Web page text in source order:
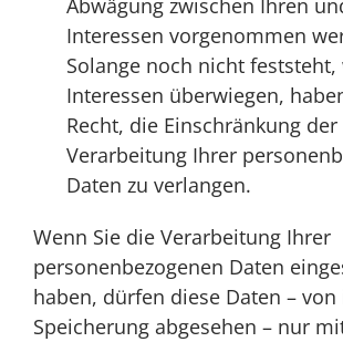
Abwägung zwischen Ihren
Interessen vorgenommen
Solange noch nicht feststeht,
Interessen überwiegen,
Recht, die Einschränkung der
Verarbeitung Ihrer
Daten zu verlangen.
Wenn Sie die Verarbeitung Ihrer
personenbezogenen Daten
haben, dürfen diese Daten –
Speicherung abgesehen – nur